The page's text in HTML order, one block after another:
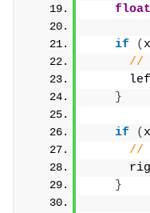
float
if (
//
}
if (
//
}